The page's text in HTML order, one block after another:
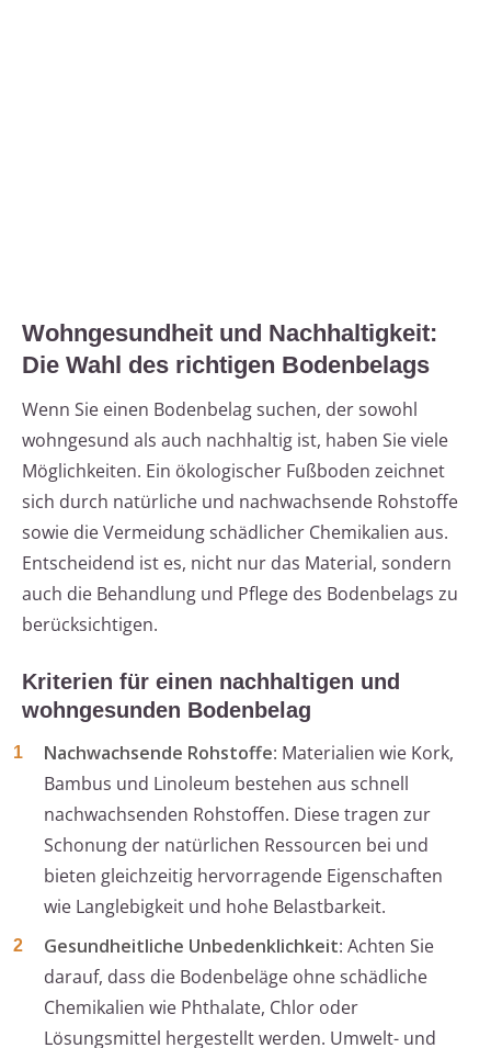
Wohngesundheit und Nachhaltigkeit:
Die Wahl des richtigen Bodenbelags
Wenn Sie einen Bodenbelag suchen, der sowohl
wohngesund als auch nachhaltig ist, haben Sie viele
Möglichkeiten. Ein ökologischer Fußboden zeichnet
sich durch natürliche und nachwachsende Rohstoffe
sowie die Vermeidung schädlicher Chemikalien aus.
Entscheidend ist es, nicht nur das Material, sondern
auch die Behandlung und Pflege des Bodenbelags zu
berücksichtigen.
Kriterien für einen nachhaltigen und
wohngesunden Bodenbelag
Nachwachsende Rohstoffe: Materialien wie Kork,
Bambus und Linoleum bestehen aus schnell
nachwachsenden Rohstoffen. Diese tragen zur
Schonung der natürlichen Ressourcen bei und
bieten gleichzeitig hervorragende Eigenschaften
wie Langlebigkeit und hohe Belastbarkeit.
Gesundheitliche Unbedenklichkeit: Achten Sie
darauf, dass die Bodenbeläge ohne schädliche
Chemikalien wie Phthalate, Chlor oder
Lösungsmittel hergestellt werden. Umwelt- und